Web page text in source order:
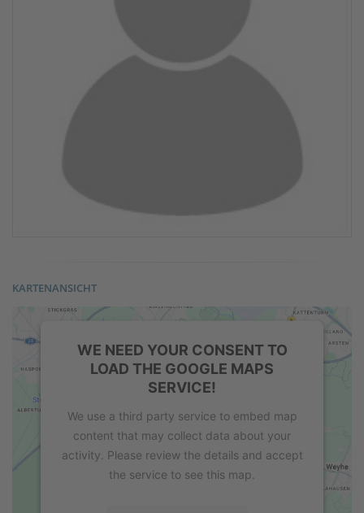
KARTENANSICHT
WE NEED YOUR CONSENT TO
LOAD THE GOOGLE MAPS
SERVICE!
We use a third party service to embed map
content that may collect data about your
activity. Please review the details and accept
the service to see this map.